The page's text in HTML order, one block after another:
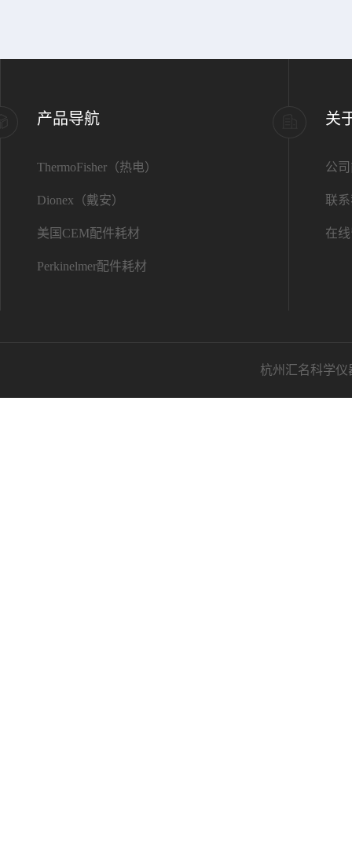
产品导航
ThermoFisher（热电）
Dionex（戴安）
美国CEM配件耗材
Perkinelmer配件耗材
关
公
联
在
杭州汇名科学仪